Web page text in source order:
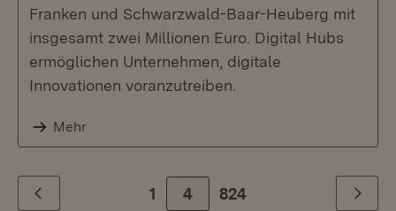
Franken und Schwarzwald-Baar-Heuberg mit
insgesamt zwei Millionen Euro. Digital Hubs
ermöglichen Unternehmen, digitale
Innovationen voranzutreiben.
Mehr
Zurück 1 4 Zur letzte Seite
824 Weiter